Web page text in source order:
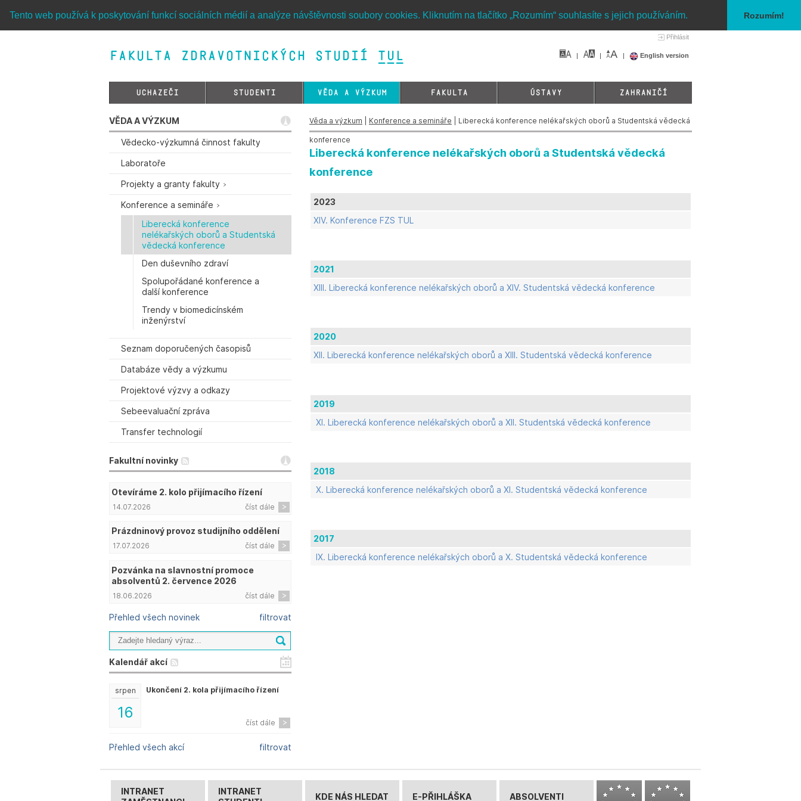
Tento web používá k poskytování funkcí sociálních médií a analýze návštěvnosti soubory cookies. Kliknutím na tlačítko „Rozumím“ souhlasíte s jejich používáním. Rozumím!
Přihlásit
Fakulta zdravotnických studií TUL& English version
UCHAZEČI STUDENTI VĚDA A VÝZKUM FAKULTA ÚSTAVY ZAHRANIČÍ
VĚDA A VÝZKUM
Vědecko-výzkumná činnost fakulty
Laboratoře
Projekty a granty fakulty
Konference a semináře
Liberecká konference
nelékařských oborů a Studentská
vědecká konference
Den duševního zdraví
Spolupořádané konference a
další konference
Trendy v biomedicínském
inženýrství
Seznam doporučených časopisů
Databáze vědy a výzkumu
Projektové výzvy a odkazy
Sebeevaluační zpráva
Transfer technologií
Fakultní novinky
Otevíráme 2. kolo přijímacího řízení
číst dále
14.07.2026
Prázdninový provoz studijního oddělení
číst dále
17.07.2026
Pozvánka na slavnostní promoce
absolventů 2. července 2026
číst dále
18.06.2026
Přehled všech novinek filtrovat
Kalendář akcí
16
srpen Ukončení 2. kola přijímacího řízení
číst dále
Přehled všech akcí filtrovat
Věda a výzkum Konference a semináře | Liberecká konference nelékařských oborů a Studentská vědecká
konference
Liberecká konference nelékařských oborů a Studentská vědecká
konference
2023
XIV. Konference FZS TUL
2021
XIII. Liberecká konference nelékařských oborů a XIV. Studentská vědecká konference
XII. Liberecká konference nelékařských oborů a XIII. Studentská vědecká konference
2020
2019
XI. Liberecká konference nelékařských oborů a XII. Studentská vědecká konference
2018
X. Liberecká konference nelékařských oborů a XI. Studentská vědecká konference
2017
IX. Liberecká konference nelékařských oborů a X. Studentská vědecká konference
INTRANET
INTRANET
KDE NÁS HLEDAT E-PŘIHLÁŠKA ABSOLVENTI